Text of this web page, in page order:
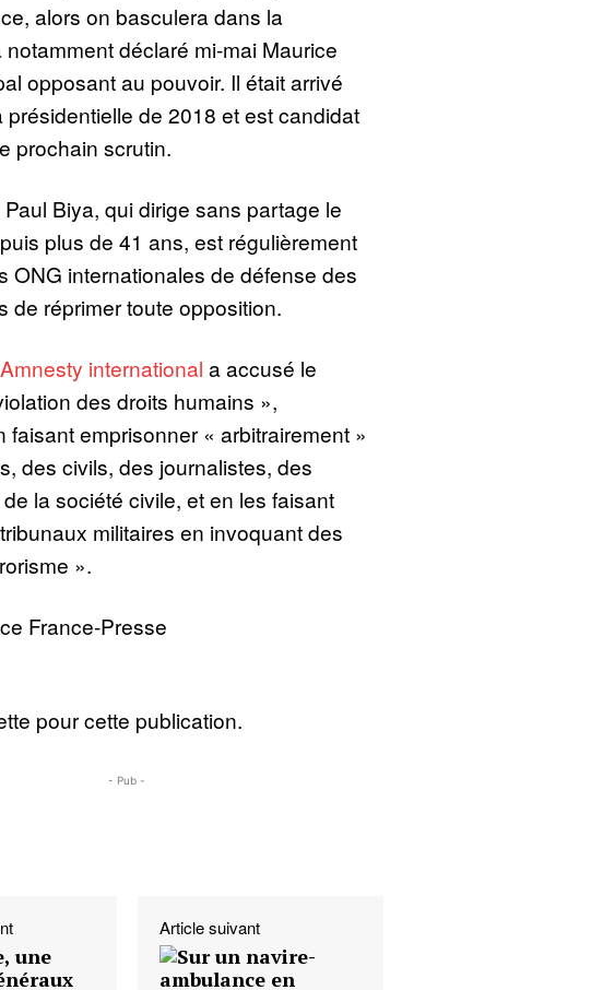
alors on basculera dans la
déclaré mi-mai Maurice
opposant au pouvoir. Il était arrivé
présidentielle de 2018 et est candidat
prochain scrutin.
Biya, qui dirige sans partage le
plus de 41 ans, est régulièrement
ONG internationales de défense des
de réprimer toute opposition.
Amnesty international a accusé le
des droits humains »,
faisant emprisonner « arbitrairement »
des civils, des journalistes, des
la société civile, et en les faisant
militaires en invoquant des
».
France-Presse
pour cette publication.
- Pub -
Article suivant